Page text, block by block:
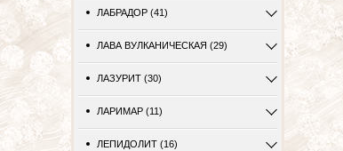
ЛАБРАДОР (41)
ЛАВА ВУЛКАНИЧЕСКАЯ (29)
ЛАЗУРИТ (30)
ЛАРИМАР (11)
ЛЕПИДОЛИТ (16)